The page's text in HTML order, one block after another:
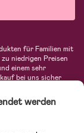
für Familien mit
niedrigen Preisen
einem sehr
bei uns sicher
und eine Menge
und
wie Britax, Maxi-
werden